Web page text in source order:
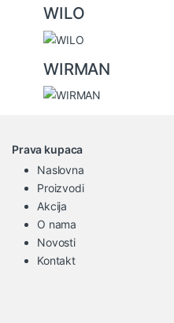
WILO
WIRMAN
Prava kupaca
Naslovna
Proizvodi
Akcija
O nama
Novosti
Kontakt